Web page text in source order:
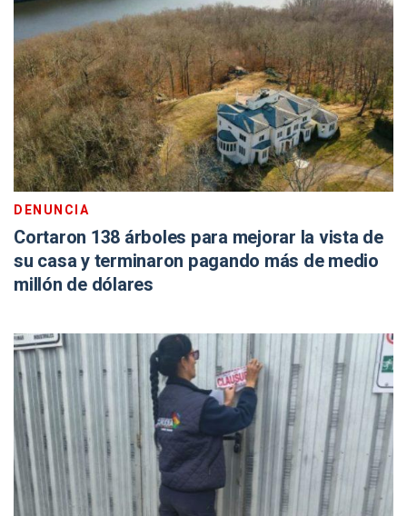
DENUNCIA
Cortaron 138 árboles para mejorar la vista de
su casa y terminaron pagando más de medio
millón de dólares